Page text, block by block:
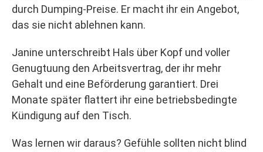
durch Dumping-Preise. Er macht ihr ein Angebot,
das sie nicht ablehnen kann.
Janine unterschreibt Hals über Kopf und voller
Genugtuung den Arbeitsvertrag, der ihr mehr
Gehalt und eine Beförderung garantiert. Drei
Monate später flattert ihr eine betriebsbedingte
Kündigung auf den Tisch.
Was lernen wir daraus? Gefühle sollten nicht blind